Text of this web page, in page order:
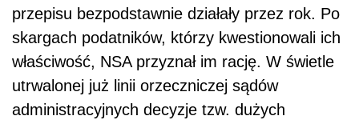
przepisu bezpodstawnie działały przez rok. Po
skargach podatników, którzy kwestionowali ich
właściwość, NSA przyznał im rację. W świetle
utrwalonej już linii orzeczniczej sądów
administracyjnych decyzje tzw. dużych